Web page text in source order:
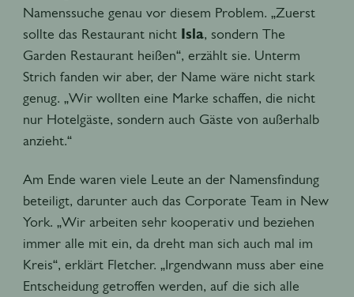
Namenssuche genau vor diesem Problem. „Zuerst
sollte das Restaurant nicht Isla, sondern The
Garden Restaurant heißen“, erzählt sie. Unterm
Strich fanden wir aber, der Name wäre nicht stark
genug. „Wir wollten eine Marke schaffen, die nicht
nur Hotelgäste, sondern auch Gäste von außerhalb
anzieht.“
Am Ende waren viele Leute an der Namensfindung
beteiligt, darunter auch das Corporate Team in New
York. „Wir arbeiten sehr kooperativ und beziehen
immer alle mit ein, da dreht man sich auch mal im
Kreis“, erklärt Fletcher. „Irgendwann muss aber eine
Entscheidung getroffen werden, auf die sich alle